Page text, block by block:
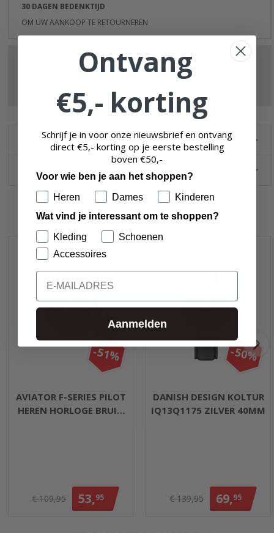
30 DAGEN BEDENKTIJD
OM UW AANKOOP TE RETOURNEREN
GRATIS VERZENDING IN NEDERLAND EN BELGIË
BETROKKEN KLANTENSERVICE
VEILIG EN BETROUWBAAR
KORTINGEN TOT 70%
INFORMATIE
WAAROM ZO GOEDKOOP?
GERELATEERDE PRODUCTEN
AVIATOR F-SERIES PILOT
HEREN HORLOGE BRUIN
-51%
53,95
€ 109,95
DANISH DESIGN KOLTUR
IQ13Q1175 ZILVER 40MM
-50%
69,95
€ 139,95
Ontvang
€5,- korting
Schrijf je in voor onze nieuwsbrief en ontvang
direct €5,- korting op je eerste bestelling
boven €50,-
Voor wie ben je aan het shoppen?
Heren
Dames
Kinderen
Wat vind je interessant om te shoppen?
Kleding
Schoenen
Accessoires
Email
Aanmelden